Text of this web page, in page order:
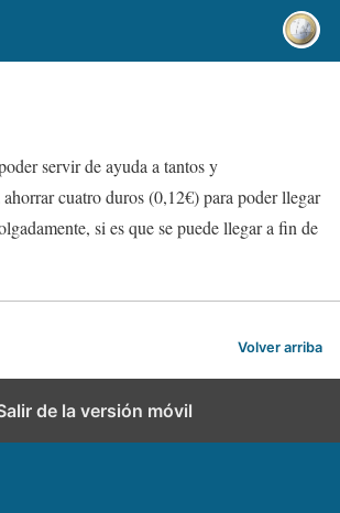
servir de ayuda a tantos y
ahorrar cuatro duros (0,12€) para poder llegar
si es que se puede llegar a fin de
Volver arriba
de la versión móvil